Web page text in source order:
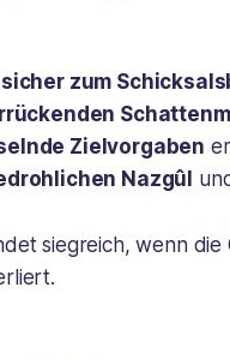
sicher zum
Zielvorgaben
Nazgûl
siegreich, wenn